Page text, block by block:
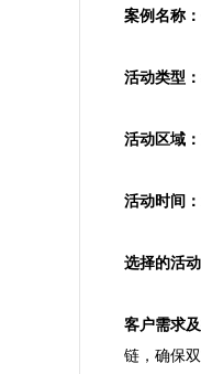
案例名称：
活动类型：
活动区域：
活动时间：
选择的活
客户需求
链，确保